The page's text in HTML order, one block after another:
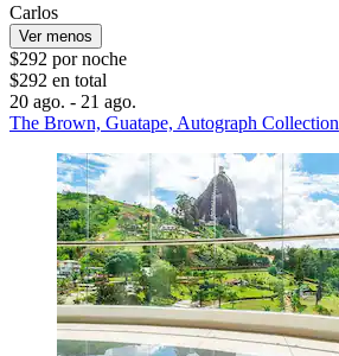
Carlos
Ver menos
$292 por noche
$292 en total
20 ago. - 21 ago.
The Brown, Guatape, Autograph Collection